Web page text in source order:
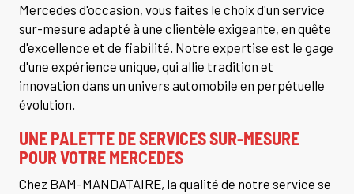
Mercedes d'occasion, vous faites le choix d'un service
sur-mesure adapté à une clientèle exigeante, en quête
d'excellence et de fiabilité. Notre expertise est le gage
d'une expérience unique, qui allie tradition et
innovation dans un univers automobile en perpétuelle
évolution.
UNE PALETTE DE SERVICES SUR-MESURE
POUR VOTRE MERCEDES
Chez BAM-MANDATAIRE, la qualité de notre service se